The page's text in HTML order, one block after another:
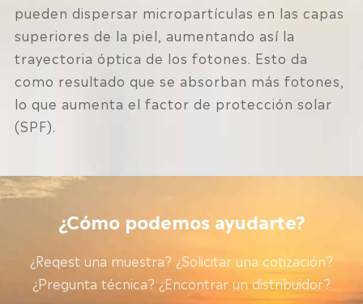
pueden dispersar micropartículas en las capas
superiores de la piel, aumentando así la
trayectoria óptica de los fotones. Esto da
como resultado que se absorban más fotones,
lo que aumenta el factor de protección solar
(SPF).
¿Cómo podemos ayudarte?
¿Reqest una muestra? ¿Solicitar una cotización?
¿Pregunta técnica? ¿Encontrar un distribuidor?